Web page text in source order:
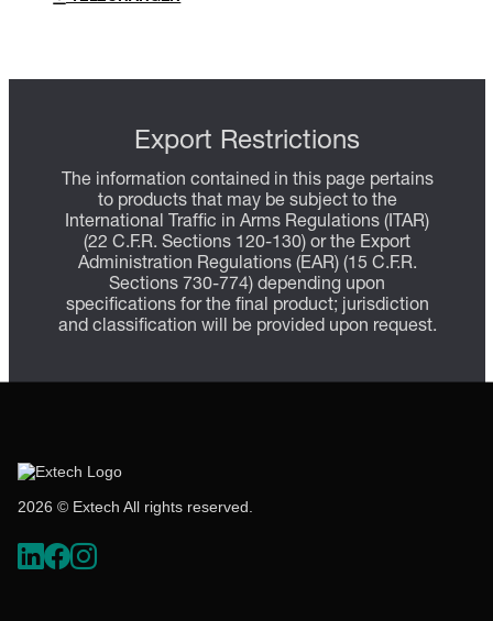
Export Restrictions
The information contained in this page pertains
to products that may be subject to the
International Traffic in Arms Regulations (ITAR)
(22 C.F.R. Sections 120-130) or the Export
Administration Regulations (EAR) (15 C.F.R.
Sections 730-774) depending upon
specifications for the final product; jurisdiction
and classification will be provided upon request.
2026 © Extech All rights reserved.